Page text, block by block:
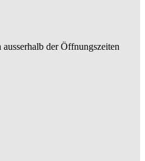
der Öffnungszeiten